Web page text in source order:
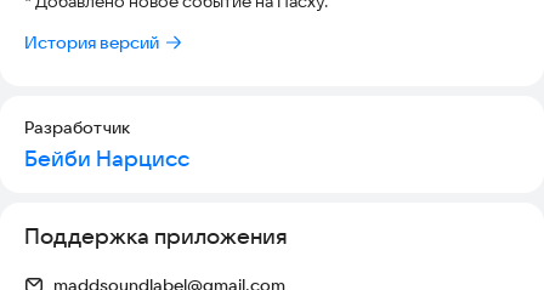
История версий
Разработчик
Бейби Нарцисс
Поддержка приложения
maddsoundlabel@gmail.com